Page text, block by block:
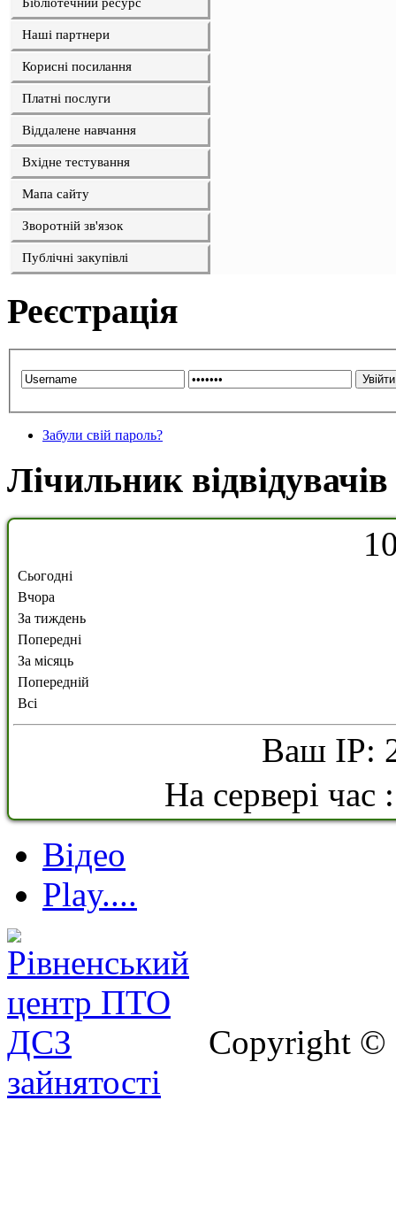
Бібліотечний ресурс
Наші партнери
Корисні посилання
Платні послуги
Віддалене навчання
Вхідне тестування
Мапа сайту
Зворотній зв'язок
Публічні закупівлі
Реєстрація
Забули свій пароль?
Лічильник відвідувачів
1
Сьогодні
Вчора
За тиждень
Попередні
За місяць
Попередній
Всі
Ваш IP:
На сервері
Відео
Play....
Copyright
зайнятості